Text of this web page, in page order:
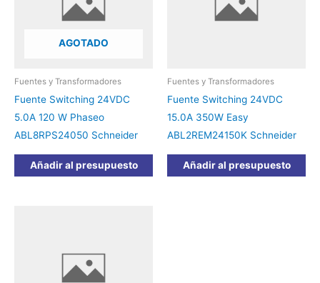
AGOTADO
Fuentes y Transformadores
Fuente Switching 24VDC
5.0A 120 W Phaseo
ABL8RPS24050 Schneider
Añadir al presupuesto
Fuentes y Transformadores
Fuente Switching 24VDC
15.0A 350W Easy
ABL2REM24150K Schneider
Añadir al presupuesto